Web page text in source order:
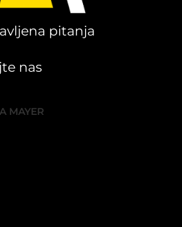
pitanja
nas
MAYER